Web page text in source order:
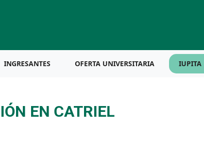
INGRESANTES OFERTA UNIVERSITARIA IUPITA
EN CATRIEL